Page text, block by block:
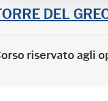
DEL
riservato agli